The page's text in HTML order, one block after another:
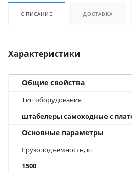
ОПИСАНИЕ ДОСТАВКА
Характеристики
Общие свойства
Тип оборудования
штабелеры самоходные с
Основные параметры
Грузоподъемность, кг
1500